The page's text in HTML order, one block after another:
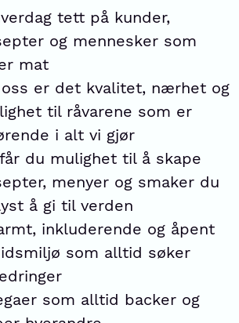
tett på kunder,
og mennesker som
mat
oss er det kvalitet, nærhet og
til råvarene som er
i alt vi gjør
du mulighet til å skape
menyer og smaker du
å gi til verden
inkluderende og åpent
som alltid søker
som alltid backer og